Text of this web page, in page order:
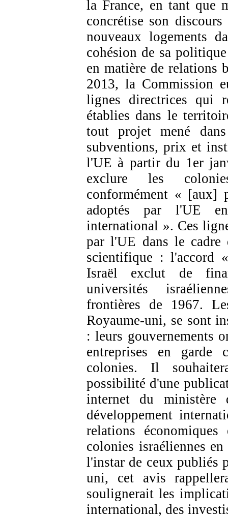
la France, en tant que
concrétise son
nouveaux logements
cohésion de sa
en matière de relations
2013, la Commission
lignes directrices qui
établies dans le
tout projet mené
subventions, prix et
l'UE à partir du 1er
exclure les
conformément « [aux]
adoptés par l'UE
international ». Ces
par l'UE dans le cadre
scientifique : l'accord
Israël exclut de
universités
frontières de 1967.
Royaume-uni, se sont
: leurs gouvernements
entreprises en garde
colonies. Il
possibilité d'une
internet du ministère
développement
relations économiques
colonies israéliennes
l'instar de ceux publiés
uni, cet avis
soulignerait les
international, des